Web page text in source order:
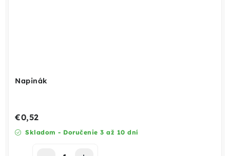
Napinák
Skladom - Doručenie 3 až 10 dní
€0,52